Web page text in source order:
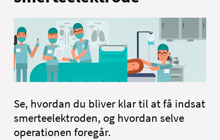
Se, hvordan du bliver klar til at få indsat
smerteelektroden, og hvordan selve
operationen foregår.